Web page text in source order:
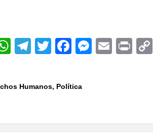
WhatsApp
Telegram
TwitterFacebook
Email
Humanos, Política